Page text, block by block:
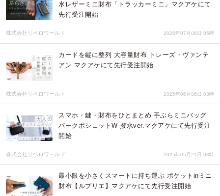
水レザーミニ財布「トラッカーミニ」マクアケにて
先行受注開始
株式会社リベロワールド 2025年07月09日 05時
カードを縦に整列 大容量財布 トレーズ・ヴァンテ
アン マクアケにて先行受注開始
株式会社リベロワールド 2025年06月06日 03時
スマホ・鍵・財布をひとまとめ 手ぶらミニバッグ
パークポシェットW 撥水ver.マクアケにて先行受注
開始
株式会社リベロワールド 2025年05月21日 03時
最小限を小さくスマートに持ち運ぶ ポケットinミニ
財布【ルプリエ】マクアケにて先行受注開始